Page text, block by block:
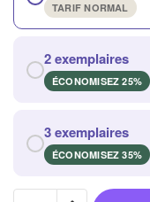
TARIF NORMAL
2 exemplaires
ÉCONOMISEZ 25%
3 exemplaires
ÉCONOMISEZ 35%